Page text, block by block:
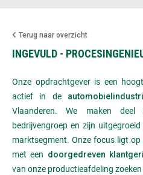
Terug naar overzicht
INGEVULD -
Onze opdrachtgever is een
actief in de
Vlaanderen. We maken
bedrijvengroep en zijn
marktsegment. Onze focus ligt op
met een doorgedreven
van onze productieafdeling